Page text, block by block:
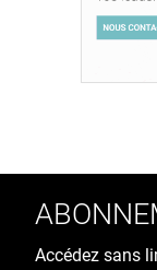
Accédez sans